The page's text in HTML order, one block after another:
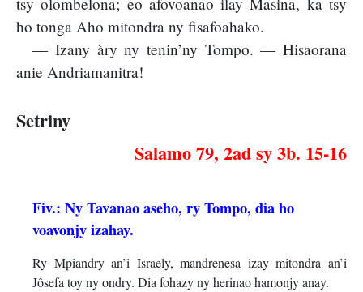
ho tonga Aho mitondra ny fisafoahako.
— Izany àry ny tenin’ny Tompo. — Hisaorana
anie Andriamanitra!
Setriny
Salamo 79, 2ad sy 3b. 15-16
Fiv.: Ny Tavanao aseho, ry Tompo, dia ho
voavonjy izahay.
Ry Mpiandry an’i Israely, mandrenesa izay mitondra an’i
Jôsefa toy ny ondry. Dia fohazy ny herinao hamonjy anay.